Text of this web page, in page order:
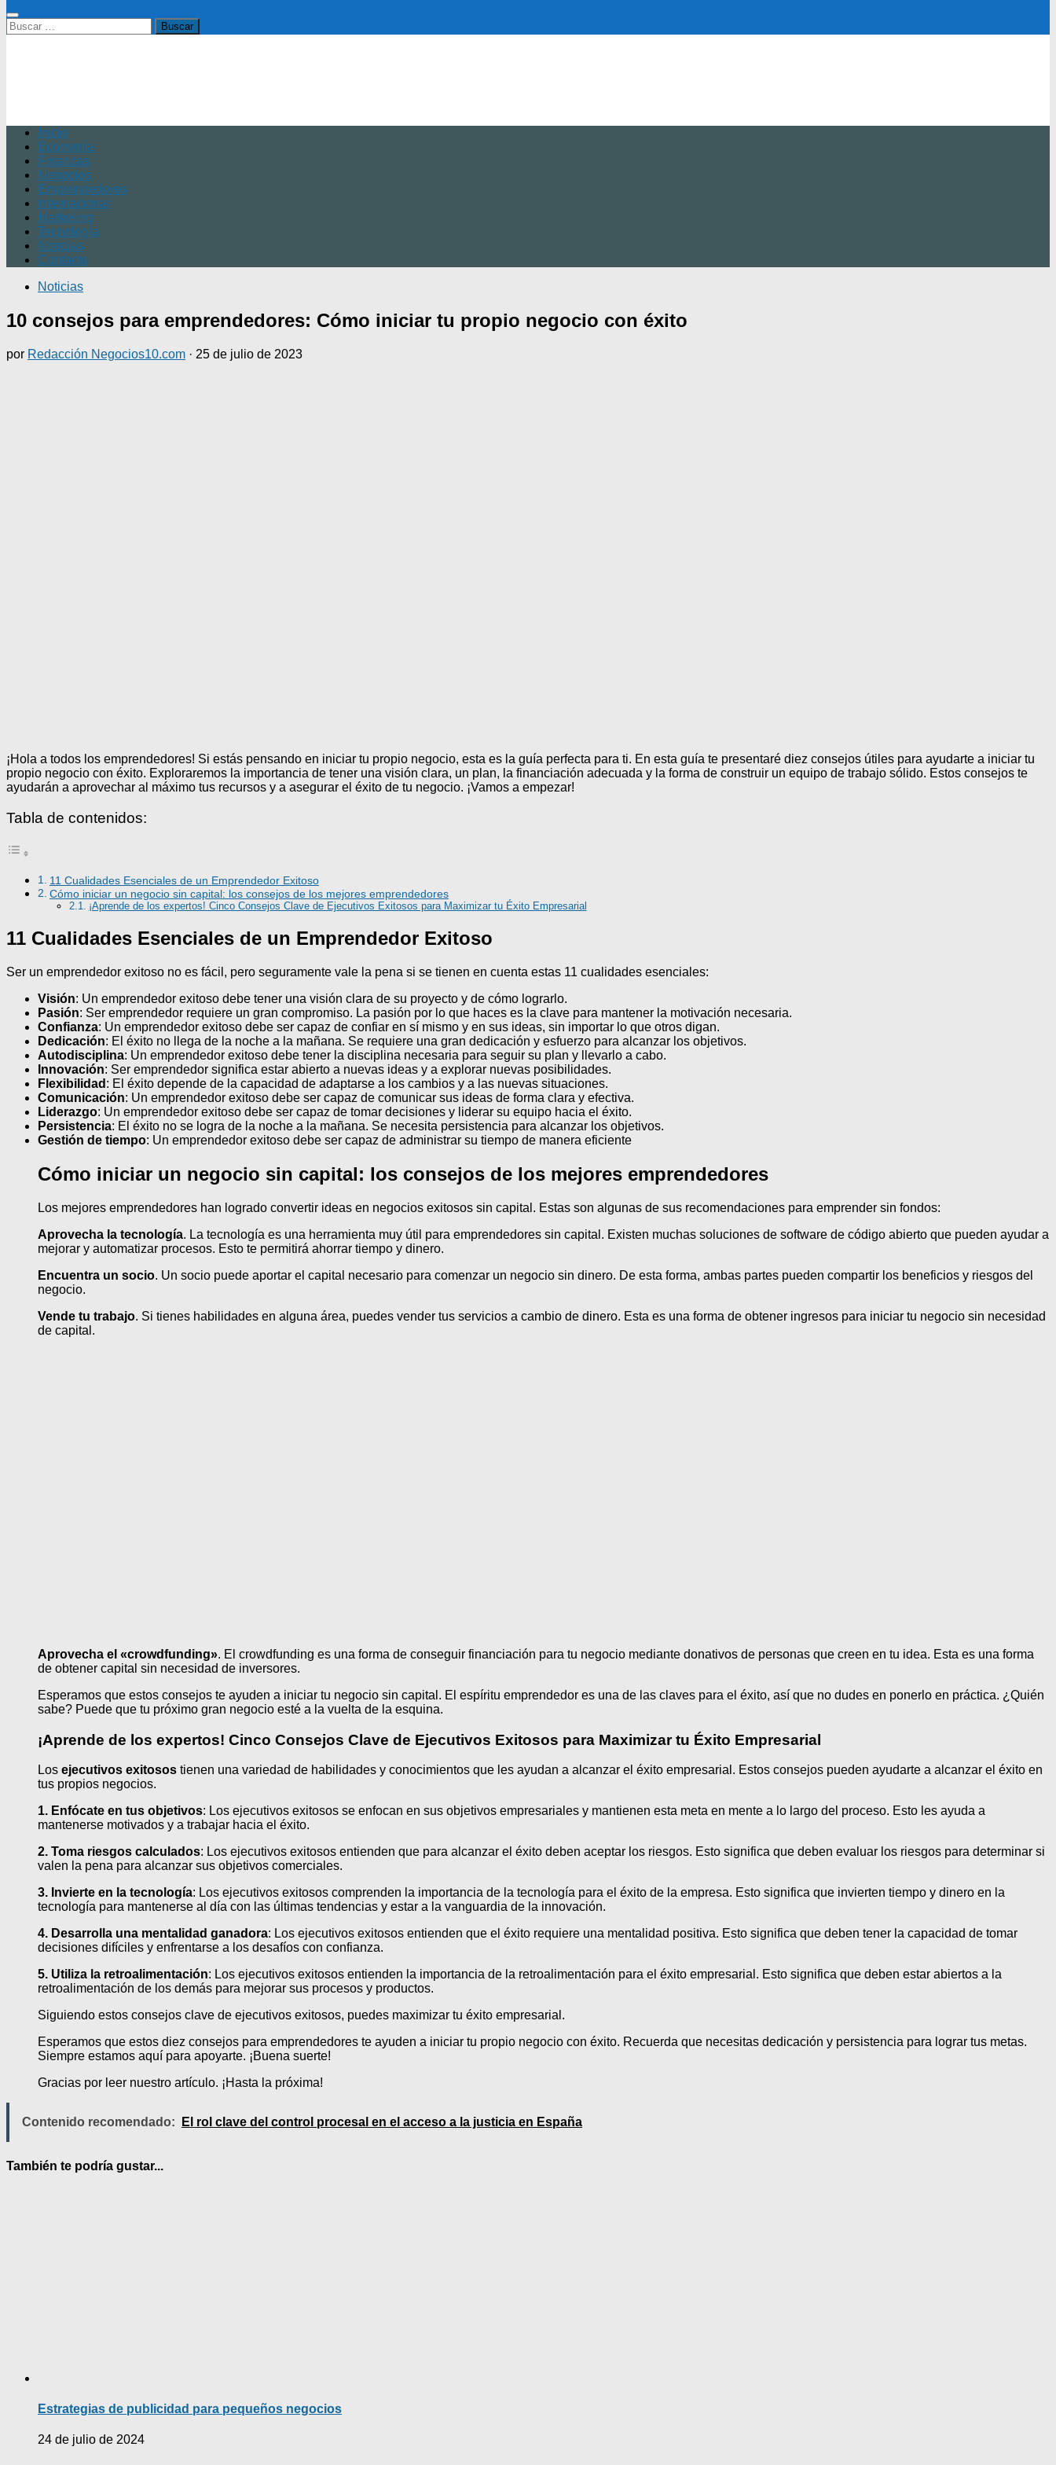
Buscar:
Inicio
Economía
Finanzas
Negocios
Emprendedores
Internacional
Marketing
Tecnología
Noticias
Contacto
Noticias
10 consejos para emprendedores: Cómo iniciar tu propio negocio con éxito
por Redacción Negocios10.com · 25 de julio de 2023
¡Hola a todos los emprendedores! Si estás pensando en iniciar tu propio negocio, esta es la guía perfecta para ti. En esta guía te presentaré diez consejos útiles para ayudarte a iniciar tu
propio negocio con éxito. Exploraremos la importancia de tener una visión clara, un plan, la financiación adecuada y la forma de construir un equipo de trabajo sólido. Estos consejos te
ayudarán a aprovechar al máximo tus recursos y a asegurar el éxito de tu negocio. ¡Vamos a empezar!
Tabla de contenidos:
11 Cualidades Esenciales de un Emprendedor Exitoso
Cómo iniciar un negocio sin capital: los consejos de los mejores emprendedores
¡Aprende de los expertos! Cinco Consejos Clave de Ejecutivos Exitosos para Maximizar tu Éxito Empresarial
11 Cualidades Esenciales de un Emprendedor Exitoso
Ser un emprendedor exitoso no es fácil, pero seguramente vale la pena si se tienen en cuenta estas 11 cualidades esenciales:
Visión: Un emprendedor exitoso debe tener una visión clara de su proyecto y de cómo lograrlo.
Pasión: Ser emprendedor requiere un gran compromiso. La pasión por lo que haces es la clave para mantener la motivación necesaria.
Confianza: Un emprendedor exitoso debe ser capaz de confiar en sí mismo y en sus ideas, sin importar lo que otros digan.
Dedicación: El éxito no llega de la noche a la mañana. Se requiere una gran dedicación y esfuerzo para alcanzar los objetivos.
Autodisciplina: Un emprendedor exitoso debe tener la disciplina necesaria para seguir su plan y llevarlo a cabo.
Innovación: Ser emprendedor significa estar abierto a nuevas ideas y a explorar nuevas posibilidades.
Flexibilidad : El éxito depende de la capacidad de adaptarse a los cambios y a las nuevas situaciones.
Comunicación: Un emprendedor exitoso debe ser capaz de comunicar sus ideas de forma clara y efectiva.
Liderazgo: Un emprendedor exitoso debe ser capaz de tomar decisiones y liderar su equipo hacia el éxito.
Persistencia: El éxito no se logra de la noche a la mañana. Se necesita persistencia para alcanzar los objetivos.
Gestión de tiempo: Un emprendedor exitoso debe ser capaz de administrar su tiempo de manera eficiente
Cómo iniciar un negocio sin capital: los consejos de los mejores emprendedores
Los mejores emprendedores han logrado convertir ideas en negocios exitosos sin capital. Estas son algunas de sus recomendaciones para emprender sin fondos:
Aprovecha la tecnología. La tecnología es una herramienta muy útil para emprendedores sin capital. Existen muchas soluciones de software de código abierto que pueden ayudar a
mejorar y automatizar procesos. Esto te permitirá ahorrar tiempo y dinero.
Encuentra un socio. Un socio puede aportar el capital necesario para comenzar un negocio sin dinero. De esta forma, ambas partes pueden compartir los beneficios y riesgos del
negocio.
Vende tu trabajo. Si tienes habilidades en alguna área, puedes vender tus servicios a cambio de dinero. Esta es una forma de obtener ingresos para iniciar tu negocio sin necesidad
de capital.
Aprovecha el «crowdfunding». El crowdfunding es una forma de conseguir financiación para tu negocio mediante donativos de personas que creen en tu idea. Esta es una forma
de obtener capital sin necesidad de inversores.
Esperamos que estos consejos te ayuden a iniciar tu negocio sin capital. El espíritu emprendedor es una de las claves para el éxito, así que no dudes en ponerlo en práctica. ¿Quién
sabe? Puede que tu próximo gran negocio esté a la vuelta de la esquina.
¡Aprende de los expertos! Cinco Consejos Clave de Ejecutivos Exitosos para Maximizar tu Éxito Empresarial
Los ejecutivos exitosos tienen una variedad de habilidades y conocimientos que les ayudan a alcanzar el éxito empresarial. Estos consejos pueden ayudarte a alcanzar el éxito en
tus propios negocios.
1. Enfócate en tus objetivos: Los ejecutivos exitosos se enfocan en sus objetivos empresariales y mantienen esta meta en mente a lo largo del proceso. Esto les ayuda a
mantenerse motivados y a trabajar hacia el éxito.
2. Toma riesgos calculados: Los ejecutivos exitosos entienden que para alcanzar el éxito deben aceptar los riesgos. Esto significa que deben evaluar los riesgos para determinar si
valen la pena para alcanzar sus objetivos comerciales.
3. Invierte en la tecnología: Los ejecutivos exitosos comprenden la importancia de la tecnología para el éxito de la empresa. Esto significa que invierten tiempo y dinero en la
tecnología para mantenerse al día con las últimas tendencias y estar a la vanguardia de la innovación.
4. Desarrolla una mentalidad ganadora: Los ejecutivos exitosos entienden que el éxito requiere una mentalidad positiva. Esto significa que deben tener la capacidad de tomar
decisiones difíciles y enfrentarse a los desafíos con confianza.
5. Utiliza la retroalimentación: Los ejecutivos exitosos entienden la importancia de la retroalimentación para el éxito empresarial. Esto significa que deben estar abiertos a la
retroalimentación de los demás para mejorar sus procesos y productos.
Siguiendo estos consejos clave de ejecutivos exitosos, puedes maximizar tu éxito empresarial.
Esperamos que estos diez consejos para emprendedores te ayuden a iniciar tu propio negocio con éxito. Recuerda que necesitas dedicación y persistencia para lograr tus metas.
Siempre estamos aquí para apoyarte. ¡Buena suerte!
Gracias por leer nuestro artículo. ¡Hasta la próxima!
Contenido recomendado: El rol clave del control procesal en el acceso a la justicia en España
También te podría gustar...
Estrategias de publicidad para pequeños negocios
24 de julio de 2024